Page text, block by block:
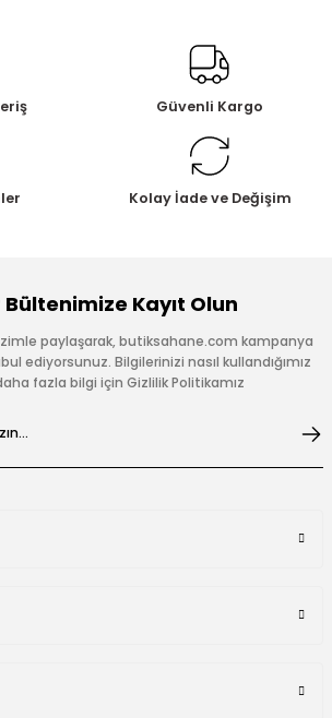
Güvenli Kargo
Kolay İade ve Değişim
Kayıt Olun
paylaşarak, butiksahane.com kampanya
ediyorsunuz. Bilgilerinizi nasıl kullandığımız
fazla bilgi için Gizlilik Politikamız